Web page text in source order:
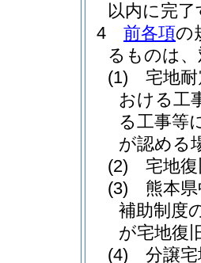
以内に完
4
前各項の
るものは
(1)
宅地
おける工
る工事等
が認める
(2)
宅地
(3)
熊本
補助制度
が宅地復
(4)
分譲